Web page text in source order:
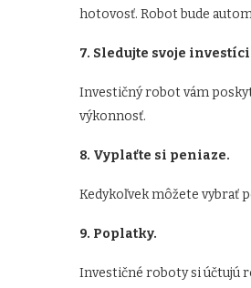
hotovosť. Robot bude
7. Sledujte svoje
Investičný robot vám
výkonnosť.
8. Vyplaťte si peniaze.
Kedykoľvek môžete vybrať
9. Poplatky.
Investičné roboty si účtujú